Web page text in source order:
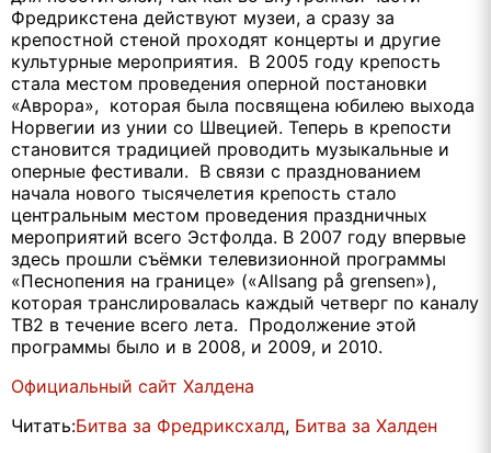
Фредрикстена действуют музеи, а сразу за
крепостной стеной проходят концерты и другие
культурные мероприятия. В 2005 году крепость
стала местом проведения оперной постановки
«Аврора», которая была посвящена юбилею выхода
Норвегии из унии со Швецией. Теперь в крепости
становится традицией проводить музыкальные и
оперные фестивали. В связи с празднованием
начала нового тысячелетия крепость стало
центральным местом проведения праздничных
мероприятий всего Эстфолда. В 2007 году впервые
здесь прошли съёмки телевизионной программы
«Песнопения на границе» («Allsang på grensen»),
которая транслировалась каждый четверг по каналу
ТВ2 в течение всего лета. Продолжение этой
программы было и в 2008, и 2009, и 2010.
Официальный сайт Халдена
Читать:Битва за Фредриксхалд, Битва за Халден